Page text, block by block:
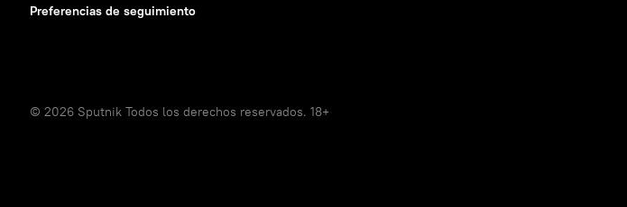
Preferencias de seguimiento
© 2026 Sputnik Todos los derechos reservados. 18+